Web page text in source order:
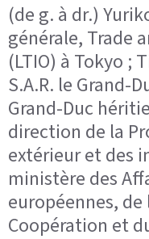
(de g. à dr.)
générale, Trade
(LTIO) à Tokyo ;
S.A.R. le Grand-
Grand-Duc
direction de la
extérieur et des
ministère des
européennes, de
Coopération et